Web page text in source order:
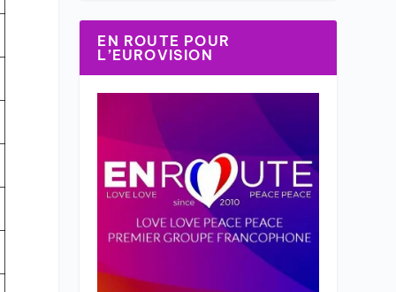
EN ROUTE POUR
L’EUROVISION